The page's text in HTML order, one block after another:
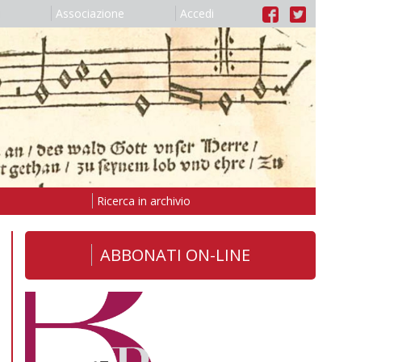
Associazione Accedi
Ricerca in archivio
ABBONATI ON-LINE